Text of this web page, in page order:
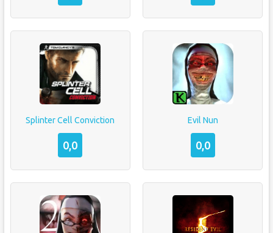
Splinter Cell Conviction
0,0
Evil Nun
0,0